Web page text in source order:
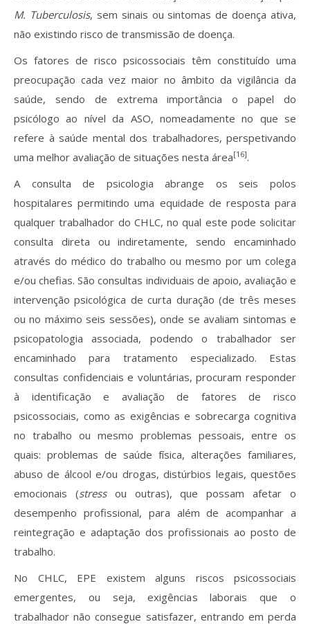
M. Tuberculosis, sem sinais ou sintomas de doença ativa,
não existindo risco de transmissão de doença.
Os fatores de risco psicossociais têm constituído uma
preocupação cada vez maior no âmbito da vigilância da
saúde, sendo de extrema importância o papel do
psicólogo ao nível da ASO, nomeadamente no que se
refere à saúde mental dos trabalhadores, perspetivando
uma melhor avaliação de situações nesta área[16].
A consulta de psicologia abrange os seis polos
hospitalares permitindo uma equidade de resposta para
qualquer trabalhador do CHLC, no qual este pode solicitar
consulta direta ou indiretamente, sendo encaminhado
através do médico do trabalho ou mesmo por um colega
e/ou chefias. São consultas individuais de apoio, avaliação e
intervenção psicológica de curta duração (de três meses
ou no máximo seis sessões), onde se avaliam sintomas e
psicopatologia associada, podendo o trabalhador ser
encaminhado para tratamento especializado. Estas
consultas confidenciais e voluntárias, procuram responder
à identificação e avaliação de fatores de risco
psicossociais, como as exigências e sobrecarga cognitiva
no trabalho ou mesmo problemas pessoais, entre os
quais: problemas de saúde física, alterações familiares,
abuso de álcool e/ou drogas, distúrbios legais, questões
emocionais (stress ou outras), que possam afetar o
desempenho profissional, para além de acompanhar a
reintegração e adaptação dos profissionais ao posto de
trabalho.
No CHLC, EPE existem alguns riscos psicossociais
emergentes, ou seja, exigências laborais que o
trabalhador não consegue satisfazer, entrando em perda